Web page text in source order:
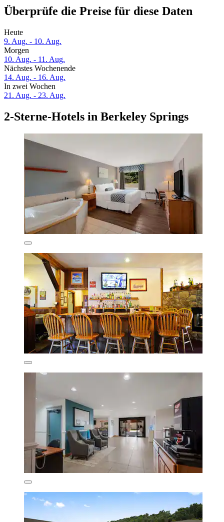
Überprüfe die Preise für diese Daten
Heute
9. Aug. - 10. Aug.
Morgen
10. Aug. - 11. Aug.
Nächstes Wochenende
14. Aug. - 16. Aug.
In zwei Wochen
21. Aug. - 23. Aug.
2-Sterne-Hotels in Berkeley Springs